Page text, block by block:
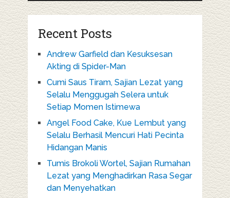
Recent Posts
Andrew Garfield dan Kesuksesan
Akting di Spider-Man
Cumi Saus Tiram, Sajian Lezat yang
Selalu Menggugah Selera untuk
Setiap Momen Istimewa
Angel Food Cake, Kue Lembut yang
Selalu Berhasil Mencuri Hati Pecinta
Hidangan Manis
Tumis Brokoli Wortel, Sajian Rumahan
Lezat yang Menghadirkan Rasa Segar
dan Menyehatkan